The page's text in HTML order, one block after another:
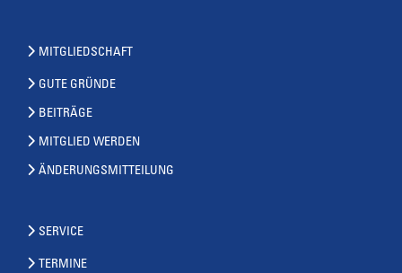
MITGLIEDSCHAFT
GUTE GRÜNDE
BEITRÄGE
MITGLIED WERDEN
ÄNDERUNGSMITTEILUNG
SERVICE
TERMINE